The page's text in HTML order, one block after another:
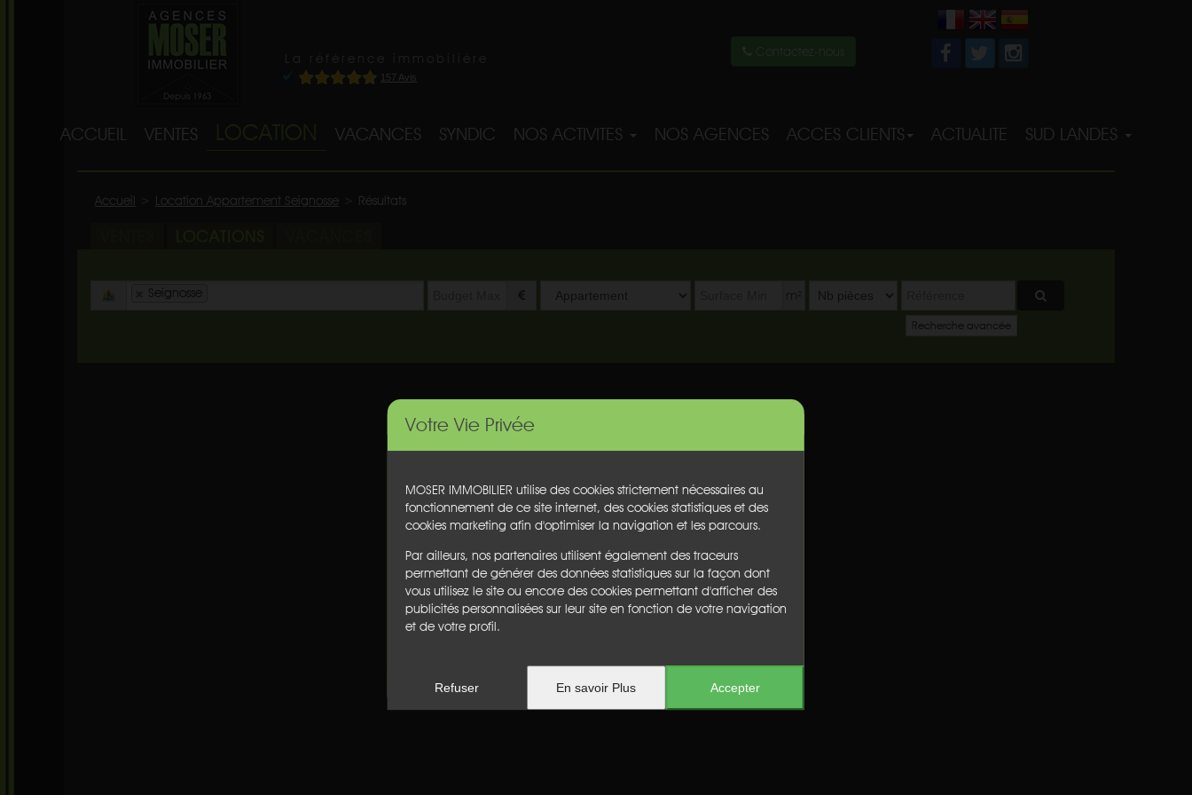
Votre Vie Privée
MOSER IMMOBILIER utilise des cookies strictement nécessaires au
fonctionnement de ce site internet, des cookies statistiques et des
cookies marketing afin d'optimiser la navigation et les parcours.
Par ailleurs, nos partenaires utilisent également des traceurs
permettant de générer des données statistiques sur la façon dont
vous utilisez le site ou encore des cookies permettant d'afficher des
publicités personnalisées sur leur site en fonction de votre navigation
et de votre profil.
Refuser En savoir Plus Accepter
Contactez-nous
ACCUEIL VENTES VACANCES SYNDIC NOS ACTIVITES NOS AGENCES ACCES CLIENTS ACTUALITE SUD LANDES
Accueil Location Appartement Seignosse Résultats
Seignosse
Type
Recherche avancée
Aucun résultat